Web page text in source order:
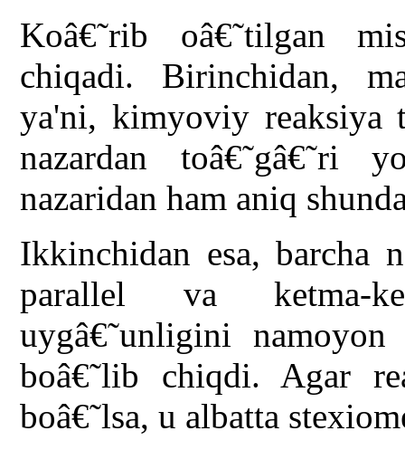
Koâ€˜rib oâ€˜tilgan
chiqadi. Birinchidan,
ya'ni, kimyoviy reaksiya
nazardan toâ€˜gâ€˜ri
nazaridan ham aniq
Ikkinchidan esa, barcha
parallel va ketma-
uygâ€˜unligini
boâ€˜lib chiqdi. Agar
boâ€˜lsa, u albatta